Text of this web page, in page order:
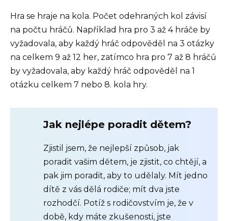
Hra se hraje na kola. Počet odehraných kol závisí
na počtu hráčů. Například hra pro 3 až 4 hráče by
vyžadovala, aby každý hráč odpověděl na 3 otázky
na celkem 9 až 12 her, zatímco hra pro 7 až 8 hráčů
by vyžadovala, aby každý hráč odpověděl na 1
otázku celkem 7 nebo 8. kola hry.
Jak nejlépe poradit dětem?
Zjistil jsem, že nejlepší způsob, jak
poradit vašim dětem, je zjistit, co chtějí, a
pak jim poradit, aby to udělaly. Mít jedno
dítě z vás dělá rodiče; mít dva jste
rozhodčí. Potíž s rodičovstvím je, že v
době, kdy máte zkušenosti, jste